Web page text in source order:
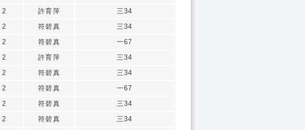
2 許育萍
三34
2 符碧真
三34
2 符碧真
一67
2 許育萍
三34
2 符碧真
三34
2 符碧真
一67
2 符碧真
三34
2 符碧真
三34